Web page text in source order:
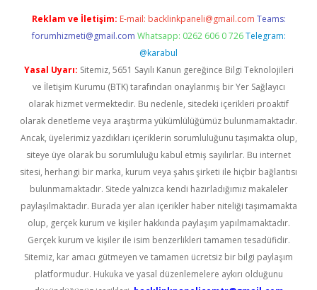
Reklam ve İletişim: E-mail: backlinkpaneli@gmail.com Teams:
forumhizmeti@gmail.com Whatsapp: 0262 606 0 726 Telegram:
@karabul
Yasal Uyarı: Sitemiz, 5651 Sayılı Kanun gereğince Bilgi Teknolojileri
ve İletişim Kurumu (BTK) tarafından onaylanmış bir Yer Sağlayıcı
olarak hizmet vermektedir. Bu nedenle, sitedeki içerikleri proaktif
olarak denetleme veya araştırma yükümlülüğümüz bulunmamaktadır.
Ancak, üyelerimiz yazdıkları içeriklerin sorumluluğunu taşımakta olup,
siteye üye olarak bu sorumluluğu kabul etmiş sayılırlar. Bu internet
sitesi, herhangi bir marka, kurum veya şahıs şirketi ile hiçbir bağlantısı
bulunmamaktadır. Sitede yalnızca kendi hazırladığımız makaleler
paylaşılmaktadır. Burada yer alan içerikler haber niteliği taşımamakta
olup, gerçek kurum ve kişiler hakkında paylaşım yapılmamaktadır.
Gerçek kurum ve kişiler ile isim benzerlikleri tamamen tesadüfidir.
Sitemiz, kar amacı gütmeyen ve tamamen ücretsiz bir bilgi paylaşım
platformudur. Hukuka ve yasal düzenlemelere aykırı olduğunu